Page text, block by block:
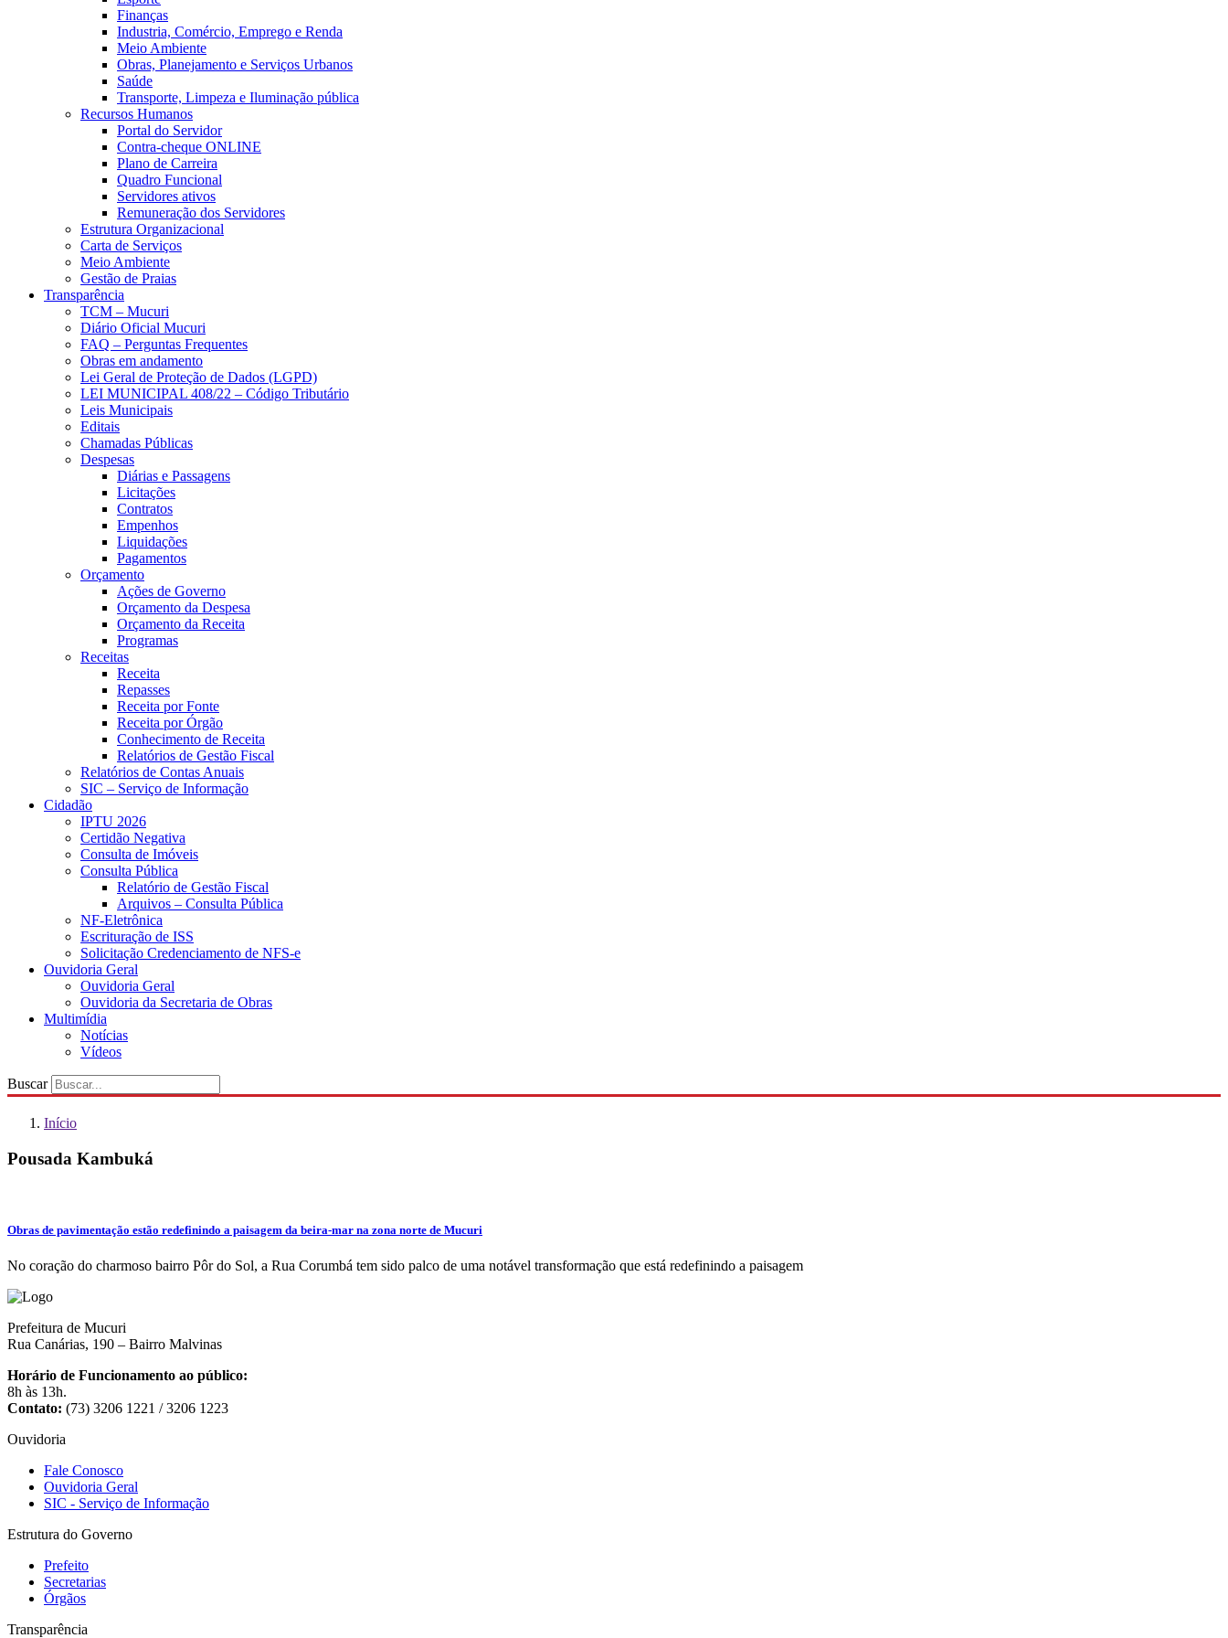
Finanças
Industria, Comércio, Emprego e Renda
Meio Ambiente
Obras, Planejamento e Serviços Urbanos
Saúde
Transporte, Limpeza e Iluminação pública
Recursos Humanos
Portal do Servidor
Contra-cheque ONLINE
Plano de Carreira
Quadro Funcional
Servidores ativos
Remuneração dos Servidores
Estrutura Organizacional
Carta de Serviços
Meio Ambiente
Gestão de Praias
Transparência
TCM – Mucuri
Diário Oficial Mucuri
FAQ – Perguntas Frequentes
Obras em andamento
Lei Geral de Proteção de Dados (LGPD)
LEI MUNICIPAL 408/22 – Código Tributário
Leis Municipais
Editais
Chamadas Públicas
Despesas
Diárias e Passagens
Licitações
Contratos
Empenhos
Liquidações
Pagamentos
Orçamento
Ações de Governo
Orçamento da Despesa
Orçamento da Receita
Programas
Receitas
Receita
Repasses
Receita por Fonte
Receita por Órgão
Conhecimento de Receita
Relatórios de Gestão Fiscal
Relatórios de Contas Anuais
SIC – Serviço de Informação
Cidadão
IPTU 2026
Certidão Negativa
Consulta de Imóveis
Consulta Pública
Relatório de Gestão Fiscal
Arquivos – Consulta Pública
NF-Eletrônica
Escrituração de ISS
Solicitação Credenciamento de NFS-e
Ouvidoria Geral
Ouvidoria Geral
Ouvidoria da Secretaria de Obras
Multimídia
Notícias
Vídeos
Buscar
Início
Pousada Kambuká
Obras de pavimentação estão redefinindo a paisagem da beira-mar na zona norte de Mucuri
No coração do charmoso bairro Pôr do Sol, a Rua Corumbá tem sido palco de uma notável transformação que está redefinindo a paisagem
Prefeitura de Mucuri
Rua Canárias, 190 – Bairro Malvinas
Horário de Funcionamento ao público:
8h às 13h.
Contato: (73) 3206 1221 / 3206 1223
Ouvidoria
Fale Conosco
Ouvidoria Geral
SIC - Serviço de Informação
Estrutura do Governo
Prefeito
Secretarias
Órgãos
Transparência